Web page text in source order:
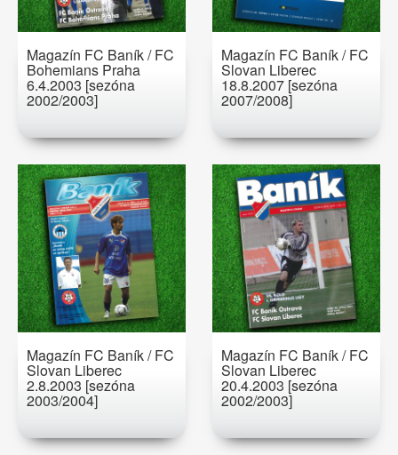
Magazín FC Baník / FC
Bohemians Praha
6.4.2003 [sezóna
2002/2003]
Magazín FC Baník / FC
Slovan Liberec
18.8.2007 [sezóna
2007/2008]
Magazín FC Baník / FC
Slovan Liberec
2.8.2003 [sezóna
2003/2004]
Magazín FC Baník / FC
Slovan Liberec
20.4.2003 [sezóna
2002/2003]